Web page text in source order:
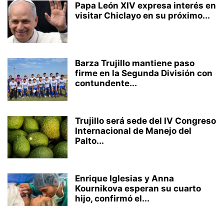
Papa León XIV expresa interés en
visitar Chiclayo en su próximo...
Barza Trujillo mantiene paso
firme en la Segunda División con
contundente...
Trujillo será sede del IV Congreso
Internacional de Manejo del
Palto...
Enrique Iglesias y Anna
Kournikova esperan su cuarto
hijo, confirmó el...